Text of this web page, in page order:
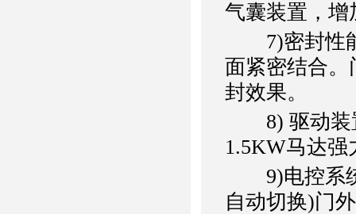
气囊装置，增
7)密封性能
面紧密结合。
封效果。
8) 驱动装置
1.5KW马达
9)电控系统
自动切换)门